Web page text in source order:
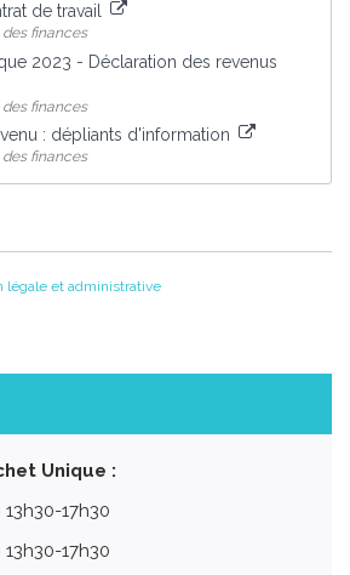
de travail
finances
2023 - Déclaration des revenus
finances
: dépliants d'information
finances
légale et administrative
Unique :
17h30
17h30